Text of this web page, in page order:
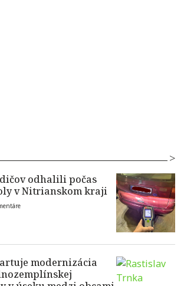
odhalili počas
v Nitrianskom kraji
modernizácia